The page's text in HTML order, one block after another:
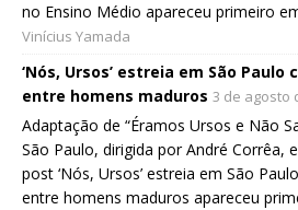
no Ensino Médio apareceu primeiro
Vinícius Yamada
‘Nós, Ursos’ estreia em São
entre homens maduros 3 de agosto
Adaptação de “Éramos Ursos e Não
São Paulo, dirigida por André Corrêa,
post ‘Nós, Ursos’ estreia em São
entre homens maduros apareceu